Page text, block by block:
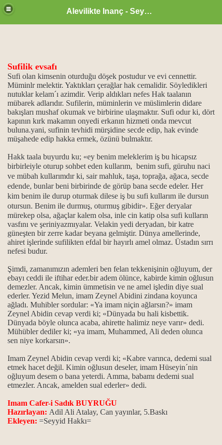
Alevilikte Inanç - Seyyid Hakkı
Sufilik evsafı
Sufi olan kimsenin oturduğu döşek postudur ve evi cennettir.
Müminlr melektir. Yaktıkları çerağlar hak cemalidir. Söyledikleri
nutuklar kelam´ı azimdir. Verip aldıkları nefes Hak taalanın
mübarek adlarıdır. Sufilerin, müminlerin ve müslimlerin didare
bakışları mushaf okumak ve birbirine ulaşmaktır. Sufi odur ki, dört
kapının kırk makamın onyedi erkanın hizmeti onda mevcut
buluna.yani, sufinin tevhidi mürşidine secde edip, hak evinde
müşahede edip hakka ermek, özünü bulmaktır.
Hakk taala buyurdu ku; «ey benim meleklerim iş bu hicapsız
birbirleiyle oturup sohbet eden kullarım, benim sufi, güruhu naci
ve mübah kullarımdır ki, sair mahluk, taşa, toprağa, ağaca, secde
edende, bunlar beni birbirinde de görüp bana secde edeler. Her
kim benim ile durup oturmak dilese iş bu sufi kullarım ile dursun
otursun. Benim ile durmuş, oturmuş gibidir». Eğerderyalar
mürekep olsa, ağaçlar kalem olsa, inle cin katip olsa sufi kulların
vasfını ve şeriniyazmıyalar. Velakin yedi deryadan, bir katre
güneşten bir zerre kadar beyana gelmiştir. Dünya amellerinde,
ahiret işlerinde sufilikten efdal bir hayırlı amel olmaz. Üstadın sırrı
nefesi budur.
Şimdi, zamanımızın ademleri ben felan tekkenişinin oğluyum, der
ebayı ceddi ile iftihar eder.bir adem ölünce, kabirde kimin oğlusun
demezler. Ancak, kimin ümmetisin ve ne amel işledin diye sual
ederler. Yezid Melun, imam Zeynel Abidini zindana koyunca
ağladı. Muhibler sordular: «Ya imam niçin ağlarsın?» imam
Zeynel Abidin cevap verdi ki; «Dünyada bu hali kisbettik.
Dünyada böyle olunca acaba, ahirette halimiz neye varır» dedi.
Mühübler dediler ki; «ya imam, Muhammed, Ali deden olunca
sen niye korkarsın».
Imam Zeynel Abidin cevap verdi ki; «Kabre varınca, dedemi sual
etmek hacet değil. Kimin oğlusun deseler, imam Hüseyin´nin
oğluyum desem o bana yeterdi. Amma, babamı dedemi sual
etmezler. Ancak, amelden sual ederler» dedi.
Imam Cafer-i Sadık BUYRUĞU
Hazırlayan: Adil Ali Atalay, Can yayınlar, 5.Baskı
Ekleyen: =Seyyid Hakkı=
ayı